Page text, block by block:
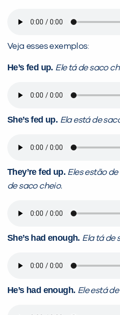
Veja esses exemplos:
He’s fed up. Ele tá de saco
She’s fed up. Ela está de
They’re fed up. Eles estão
de saco cheio.
She’s had enough. Ela tá de
He’s had enough. Ele está